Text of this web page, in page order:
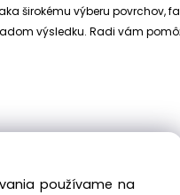
širokému výberu povrchov,
výsledku. Radi vám
používame na